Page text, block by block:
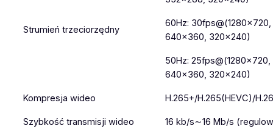
Strumień trzeciorzędny
60Hz:
640×360, 320×240)
50Hz:
640×360, 320×240)
Kompresja wideo H.265+/H.265(HEVC)/
Szybkość transmisji wideo 16 kb/s∼16 Mb/s